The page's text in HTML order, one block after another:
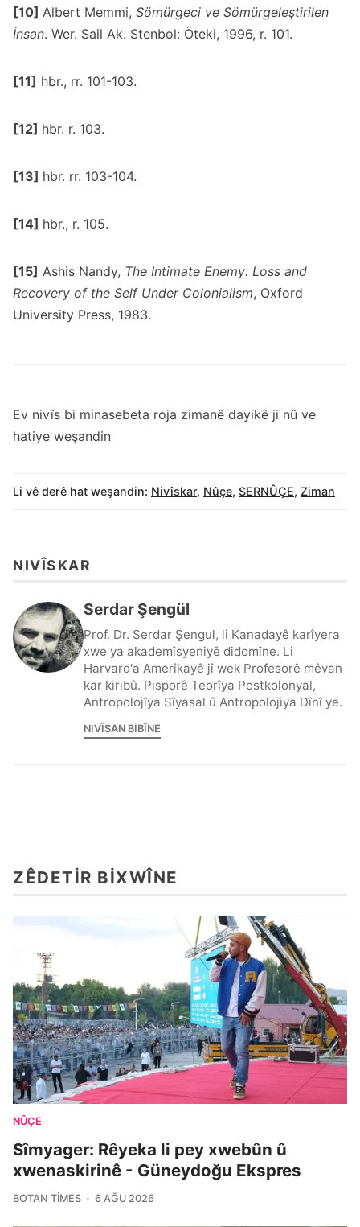
[10] Albert Memmi, Sömürgeci ve Sömürgeleştirilen
İnsan. Wer. Sail Ak. Stenbol: Öteki, 1996, r. 101.
[11] hbr., rr. 101-103.
[12] hbr. r. 103.
[13] hbr. rr. 103-104.
[14] hbr., r. 105.
[15] Ashis Nandy, The Intimate Enemy: Loss and
Recovery of the Self Under Colonialism, Oxford
University Press, 1983.
Ev nivîs bi minasebeta roja zimanê dayikê ji nû ve
hatiye weşandin
Li vê derê hat weşandin: Nivîskar, Nûçe, SERNÛÇE, Ziman
NIVÎSKAR
Serdar Şengül
Prof. Dr. Serdar Şengul, li Kanadayê karîyera
xwe ya akademîsyeniyê didomîne. Li
Harvard'a Amerîkayê jî wek Profesorê mêvan
kar kiribû. Pisporê Teorîya Postkolonyal,
Antropolojîya Sîyasal û Antropolojiya Dînî ye.
NIVÎSAN BIBÎNE
ZÊDETIR BIXWÎNE
NÛÇE
Sîmyager: Rêyeka li pey xwebûn û
xwenaskirinê - Güneydoğu Ekspres
BOTAN TIMES 6 AĞU 2026